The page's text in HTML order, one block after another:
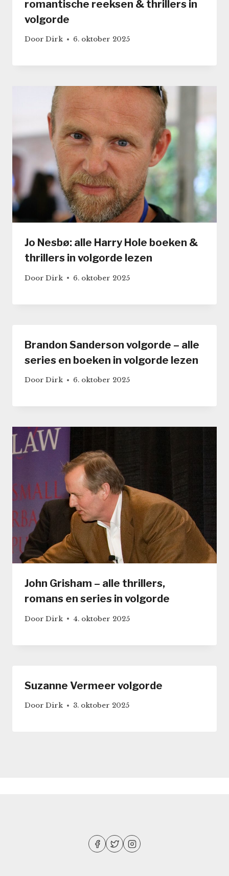
romantische reeksen & thrillers in
volgorde
Door Dirk 6. oktober 2025
Jo Nesbø: alle Harry Hole boeken &
thrillers in volgorde lezen
Door Dirk 6. oktober 2025
Brandon Sanderson volgorde – alle
series en boeken in volgorde lezen
Door Dirk 6. oktober 2025
John Grisham – alle thrillers,
romans en series in volgorde
Door Dirk 4. oktober 2025
Suzanne Vermeer volgorde
Door Dirk 3. oktober 2025